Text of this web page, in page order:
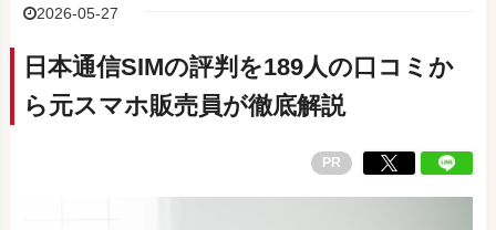
2026-05-27
日本通信SIMの評判を189人の口コミか
ら元スマホ販売員が徹底解説
PR